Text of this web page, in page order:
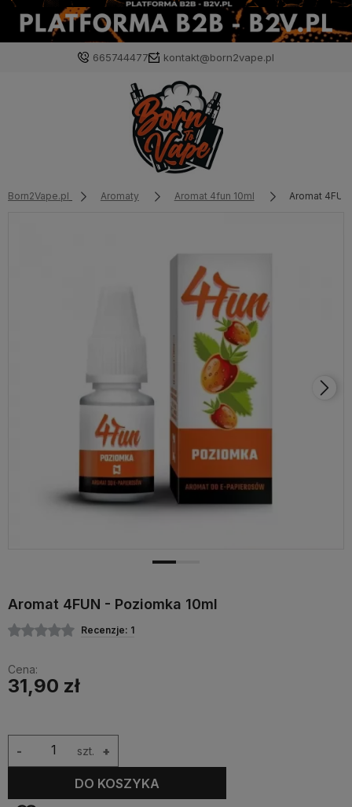
665744477 kontakt@born2vape.pl
Born2Vape.pl Aromaty Aromat 4fun 10ml Aromat
Aromat 4FUN - Poziomka 10ml
Recenzje: 1
Cena:
31,90 zł
szt. +
-
DO KOSZYKA